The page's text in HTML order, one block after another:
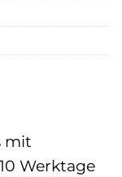
mit
Werktage